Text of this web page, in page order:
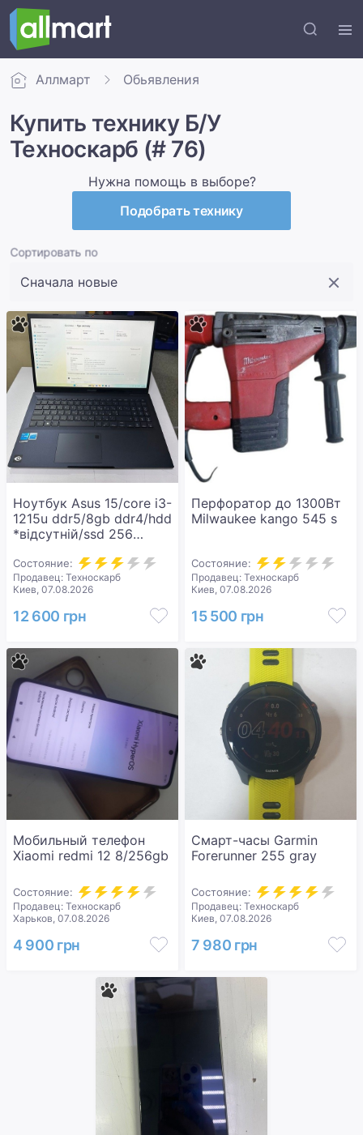
Аллмарт Обьявления
Купить технику Б/У
Техноскарб (# 76)
Нужна помощь в выборе?
Подобрать технику
Сортировать по
Ноутбук Asus 15/core i3-
1215u ddr5/8gb ddr4/hdd
*відсутній/ssd 256
Состояние:
Продавец: Техноскарб
Киев, 07.08.2026
12 600 грн
Перфоратор до 1300Вт
Milwaukee kango 545 s
Состояние:
Продавец: Техноскарб
Киев, 07.08.2026
15 500 грн
Мобильный телефон
Xiaomi redmi 12 8/256gb
Состояние:
Продавец: Техноскарб
Харьков, 07.08.2026
4 900 грн
Смарт-часы Garmin
Forerunner 255 gray
Состояние:
Продавец: Техноскарб
Киев, 07.08.2026
7 980 грн